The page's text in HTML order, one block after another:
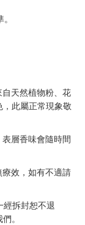
天然植物粉、花
此屬正常現象敬
層香味會隨時間
療效 ，如有不適請
經拆封恕不退
。